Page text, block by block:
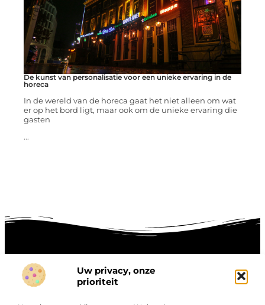
Uw privacy, onze
prioriteit
De kunst van personalisatie voor een unieke ervaring in de
horeca
In de wereld van de horeca gaat het niet alleen om wat
er op het bord ligt, maar ook om de unieke ervaring die
gasten
...
Onze informatie